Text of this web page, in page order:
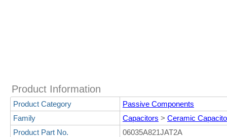
Product Information
Product Category
Passive Components
Family
Capacitors > Ceramic
Product Part No.
06035A821JAT2A